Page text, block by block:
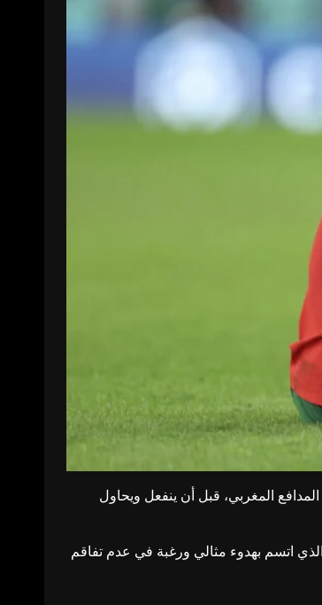
المغربي، قبل أن ينفعل ويحاول
اتسم بهدوء مثالي ورغبة في عدم تفاقم